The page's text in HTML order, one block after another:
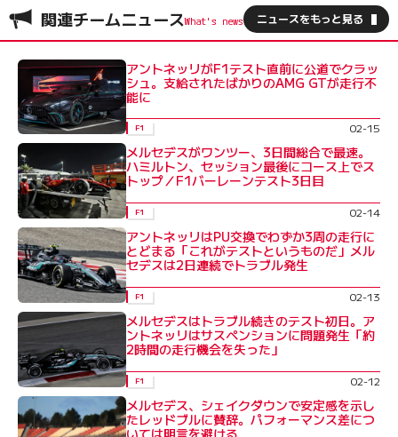
関連チームニュース ニュースをもっと見る
アントネッリがF1テスト直前に公道でクラッ
シュ。支給されたばかりのAMG GTが走行不
能に
F1 02-15
メルセデスがワンツー、3日間総合で最速。
ハミルトン、セッション最後にコース上でス
トップ／F1バーレーンテスト3日目
F1 02-14
アントネッリはPU交換でわずか3周の走行に
とどまる「これがテストというものだ」メル
セデスは2日連続でトラブル発生
F1 02-13
メルセデスはトラブル続きのテスト初日。ア
ントネッリはサスペンションに問題発生「約
2時間の走行機会を失った」
F1 02-12
メルセデス、シェイクダウンで安定感を示し
たレッドブルに賛辞。パフォーマンス差につ
いては明言を避ける